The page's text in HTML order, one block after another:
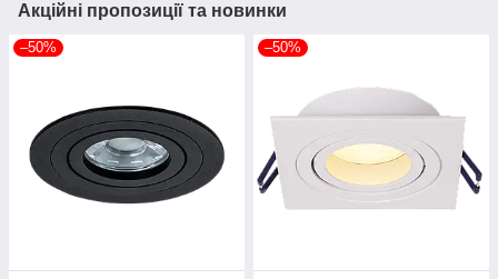
Акційні пропозиції та новинки
–50% –50%